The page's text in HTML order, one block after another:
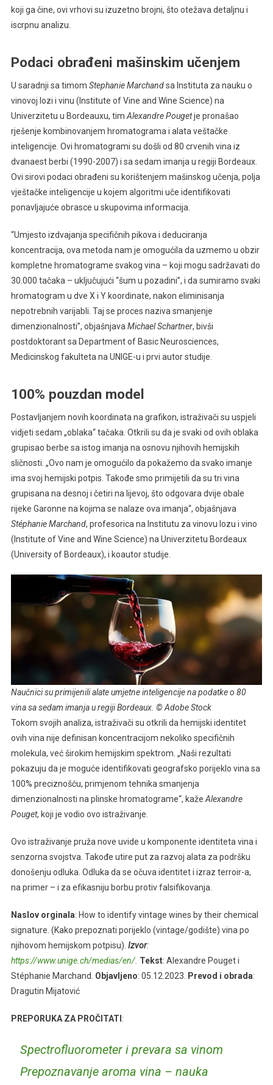
koji ga čine, ovi vrhovi su izuzetno brojni, što otežava detaljnu i
iscrpnu analizu.
Podaci obrađeni mašinskim učenjem
U saradnji sa timom Stephanie Marchandsa Instituta za nauku o
vinovoj lozi i vinu (Institute of Vine and Wine Science) na
Univerzitetu u Bordeauxu, tim Alexandre Pougetje pronašao
rješenje kombinovanjem hromatograma i alata veštačke
inteligencije. Ovi hromatogrami su došli od 80 crvenih vina iz
dvanaest berbi (1990-2007) i sa sedam imanja u regiji Bordeaux.
Ovi sirovi podaci obrađeni su korištenjem mašinskog učenja, polja
vještačke inteligencije u kojem algoritmi uče identifikovati
ponavljajuće obrasce u skupovima informacija.
“Umjesto izdvajanja specifičnih pikova i deduciranja
koncentracija, ova metoda nam je omogućila da uzmemo u obzir
kompletne hromatograme svakog vina – koji mogu sadržavati do
30.000 tačaka – uključujući “šum u pozadini”, i da sumiramo svaki
hromatogram u dve X i Y koordinate, nakon eliminisanja
nepotrebnih varijabli. Taj se proces naziva smanjenje
dimenzionalnosti”, objašnjava Michael Schartner, bivši
postdoktorant sa Department of Basic Neurosciences,
Medicinskog fakulteta na UNIGE-u i prvi autor studije.
100% pouzdan model
Postavljanjem novih koordinata na grafikon, istraživači su uspjeli
vidjeti sedam „oblaka“ tačaka. Otkrili su da je svaki od ovih oblaka
grupisao berbe sa istog imanja na osnovu njihovih hemijskih
sličnosti. „Ovo nam je omogućilo da pokažemo da svako imanje
ima svoj hemijski potpis. Takođe smo primijetili da su tri vina
grupisana na desnoj i četiri na lijevoj, što odgovara dvije obale
rijeke Garonne na kojima se nalaze ova imanja“, objašnjava
Stéphanie Marchand, profesorica na Institutu za vinovu lozu i vino
(Institute of Vine and Wine Science) na Univerzitetu Bordeaux
(University of Bordeaux), i koautor studije.
Naučnici su primijenili alate umjetne inteligencije na podatke o 80
vina sa sedam imanja u regiji Bordeaux. © Adobe Stock
Tokom svojih analiza, istraživači su otkrili da hemijski identitet
ovih vina nije definisan koncentracijom nekoliko specifičnih
molekula, već širokim hemijskim spektrom. „Naši rezultati
pokazuju da je moguće identifikovati geografsko porijeklo vina sa
100% preciznošću, primjenom tehnika smanjenja
dimenzionalnosti na plinske hromatograme“, kaže Alexandre
Pouget, koji je vodio ovo istraživanje.
Ovo istraživanje pruža nove uvide u komponente identiteta vina i
senzorna svojstva. Takođe utire put za razvoj alata za podršku
donošenju odluka. Odluka da se očuva identitet i izraz terroir-a,
na primer – i za efikasniju borbu protiv falsifikovanja.
Naslov orginala: How to identify vintage wines by their chemical
signature. (Kako prepoznati porijeklo (vintage/godište) vina po
njihovom hemijskom potpisu). Izvor:
https://www.unige.ch/medias/en/. Tekst: Alexandre Pouget i
Stéphanie Marchand. Objavljeno: 05.12.2023. Prevod i obrada:
Dragutin Mijatović
PREPORUKA ZA PROČITATI :
Spectrofluorometer i prevara sa vinom
Prepoznavanje aroma vina – nauka